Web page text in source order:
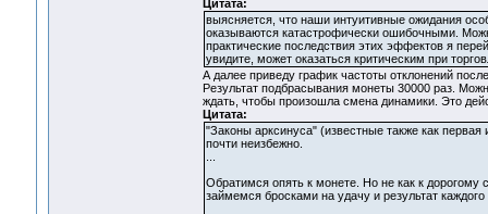
Цитата:
выясняется, что наши интуитивные ожидания
оказываются катастрофически ошибочными.
практические последствия этих эффектов я
увидите, может оказаться критическим при
А далее приведу график частоты отклонений
Результат подбрасывания монеты 30000 раз.
ждать, чтобы произошла смена динамики. Это
Цитата:
"Законы арксинуса" (известные также как
почти неизбежно.
Обратимся опять к монете. Но не как к дорогому
займемся бросками на удачу и результат